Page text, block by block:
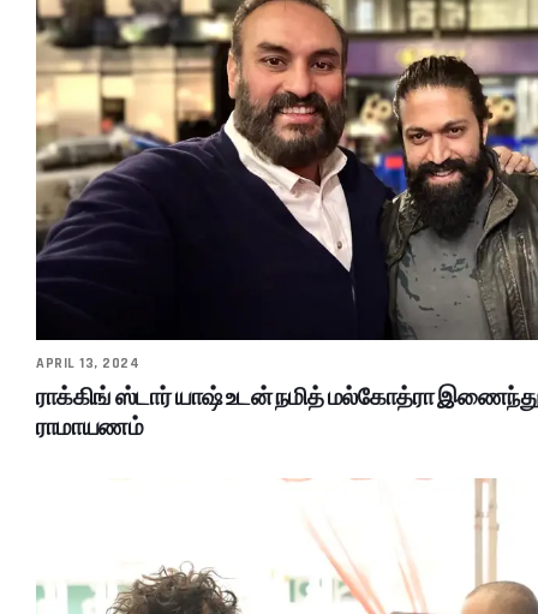
APRIL 13, 2024
ராக்கிங் ஸ்டார் யாஷ் உடன் நமித் மல்கோத்ரா இணைந்து
ராமாயணம்